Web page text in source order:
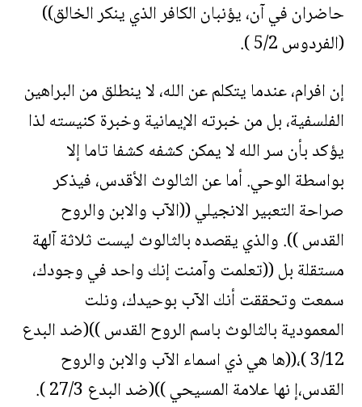
حاضران في آن، يؤنبان الكافر الذي ينكر الخالق))
(الفردوس 5/2 ).
إن افرام، عندما يتكلم عن الله، لا ينطلق من البراهين
الفلسفية، بل من خبرته الإيمانية وخبرة كنيسته لذا
يؤكد بأن سر الله لا يمكن كشفه كشفا تاما إلا
بواسطة الوحي. أما عن الثالوث الأقدس، فيذكر
صراحة التعبير الانجيلي ((الآب والابن والروح
القدس )). والذي يقصده بالثالوث ليست ثلاثة آلهة
مستقلة بل ((تعلمت وآمنت إنك واحد في وجودك،
سمعت وتحققت أنك الآب بوحيدك، ونلت
المعمودية بالثالوث باسم الروح القدس ))(ضد البدع
3/12 )،((ها هي ذي اسماء الآب والابن والروح
القدس،إ نها علامة المسيحي ))(ضد البدع 27/3 ).